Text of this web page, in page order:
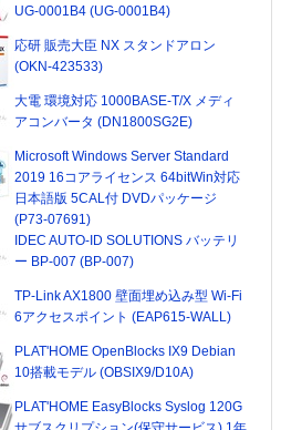
UG-0001B4 (UG-0001B4)
応研 販売大臣 NX スタンドアロン
(OKN-423533)
大電 環境対応 1000BASE-T/X メディ
アコンバータ (DN1800SG2E)
Microsoft Windows Server Standard
2019 16コアライセンス 64bitWin対応
日本語版 5CAL付 DVDパッケージ
(P73-07691)
IDEC AUTO-ID SOLUTIONS バッテリ
ー BP-007 (BP-007)
TP-Link AX1800 壁面埋め込み型 Wi-Fi
6アクセスポイント (EAP615-WALL)
PLAT'HOME OpenBlocks IX9 Debian
10搭載モデル (OBSIX9/D10A)
PLAT'HOME EasyBlocks Syslog 120G